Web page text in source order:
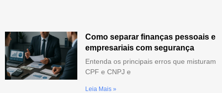
Como separar finanças pessoais e
empresariais com segurança
Entenda os principais erros que misturam
CPF e CNPJ e
Leia Mais »